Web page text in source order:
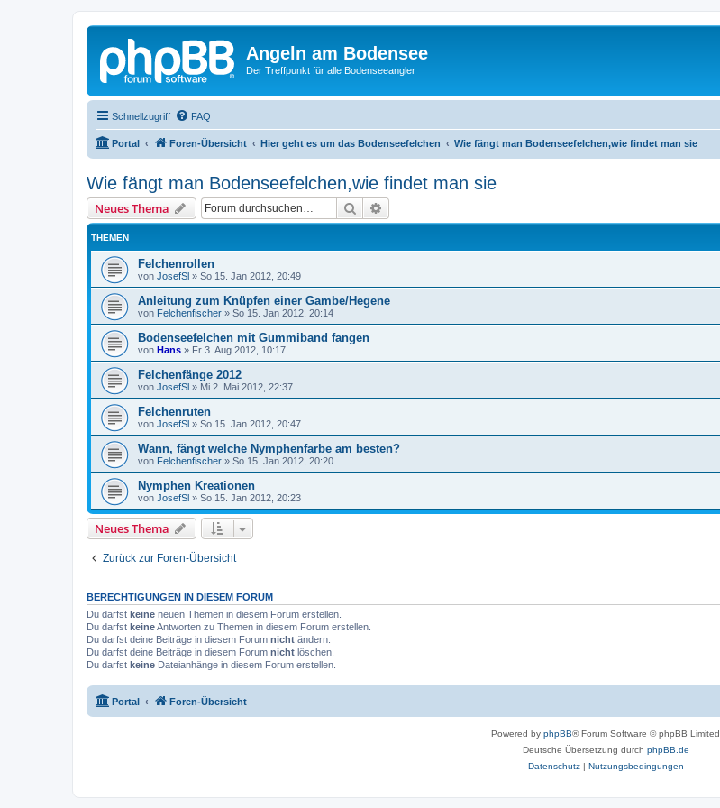
Angeln am Bodensee
Der Treffpunkt für alle Bodenseeangler
Schnellzugriff FAQ
Portal Foren-Übersicht Hier geht es um das Bodenseefelchen Wie fängt man Bodenseefelchen,wie findet man sie
Wie fängt man Bodenseefelchen,wie findet man sie
Neues Thema Suche
THEMEN
Felchenrollen
von JosefSl » So 15. Jan 2012, 20:49
Anleitung zum Knüpfen einer Gambe/Hegene
von Felchenfischer » So 15. Jan 2012, 20:14
Bodenseefelchen mit Gummiband fangen
von Hans » Fr 3. Aug 2012, 10:17
Felchenfänge 2012
von JosefSl » Mi 2. Mai 2012, 22:37
Felchenruten
von JosefSl » So 15. Jan 2012, 20:47
Wann, fängt welche Nymphenfarbe am besten?
von Felchenfischer » So 15. Jan 2012, 20:20
Nymphen Kreationen
von JosefSl » So 15. Jan 2012, 20:23
Neues Thema
Zurück zur Foren-Übersicht
BERECHTIGUNGEN IN DIESEM FORUM
Du darfst keine neuen Themen in diesem Forum erstellen.
Du darfst keineAntworten zu Themen in diesem Forum erstellen.
Du darfst deine Beiträge in diesem Forum nicht ändern.
Du darfst deine Beiträge in diesem Forum nicht löschen.
Du darfst keine Dateianhänge in diesem Forum erstellen.
Portal Foren-Übersicht
Powered by phpBB® Forum Software © phpBB Limited
Deutsche Übersetzung durch phpBB.de
Datenschutz| Nutzungsbedingungen